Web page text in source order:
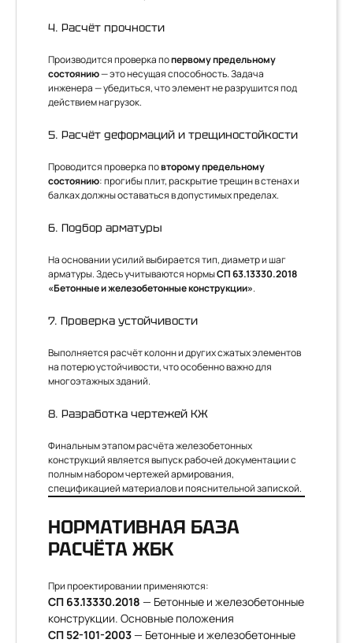
4. Расчёт прочности
Производится проверка попервому предельному
состоянию— это несущая способность. Задача
инженера — убедиться, что элемент не разрушится под
действием нагрузок.
5. Расчёт деформаций и трещиностойкости
Проводится проверка повторому предельному
состоянию: прогибы плит, раскрытие трещин в стенах и
балках должны оставаться в допустимых пределах.
6. Подбор арматуры
На основании усилий выбирается тип, диаметр и шаг
арматуры. Здесь учитываются нормыСП 63.13330.2018
«Бетонные и железобетонные конструкции».
7. Проверка устойчивости
Выполняется расчёт колонн и других сжатых элементов
на потерю устойчивости, что особенно важно для
многоэтажных зданий.
8. Разработка чертежей КЖ
Финальным этапом расчёта железобетонных
конструкций является выпуск рабочей документации с
полным набором чертежей армирования,
спецификацией материалов и пояснительной запиской.
НОРМАТИВНАЯ БАЗА
РАСЧЁТА ЖБК
При проектировании применяются:
СП 63.13330.2018 — Бетонные и железобетонные
конструкции. Основные положения
СП 52-101-2003— Бетонные и железобетонные